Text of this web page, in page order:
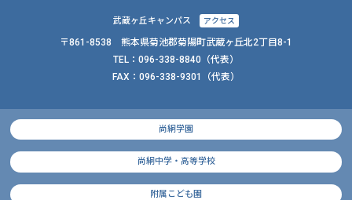
武蔵ヶ丘キャンパス アクセス
〒861-8538 熊本県菊池郡菊陽町武蔵ヶ丘北2丁目8-1
TEL： 096-338-8840 （代表）
FAX： 096-338-9301（代表）
尚絅学園
尚絅中学・高等学校
附属こども園